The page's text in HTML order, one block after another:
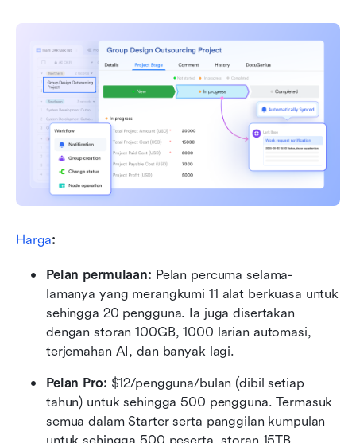
Harga:
Pelan permulaan: Pelan percuma selama-
lamanya yang merangkumi 11 alat berkuasa untuk
sehingga 20 pengguna. Ia juga disertakan
dengan storan 100GB, 1000 larian automasi,
terjemahan AI, dan banyak lagi.
Pelan Pro: $12/pengguna/bulan (dibil setiap
tahun) untuk sehingga 500 pengguna. Termasuk
semua dalam Starter serta panggilan kumpulan
untuk sehingga 500 peserta, storan 15TB,